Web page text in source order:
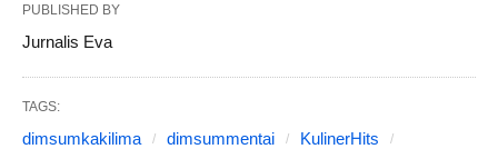
PUBLISHED BY
Jurnalis Eva
TAGS:
dimsumkakilima dimsummentai
KulinerHits